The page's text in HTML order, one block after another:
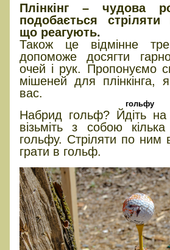
Плінкінг – чудова
подобається
що реагують.
Також це відмінне
допоможе досягти
очей і рук. Пропонуємо
мішеней для плінкінга,
вас.
гольфу
Набрид гольф? Йдіть на
візьміть з собою
гольфу. Стріляти по ним
грати в гольф.